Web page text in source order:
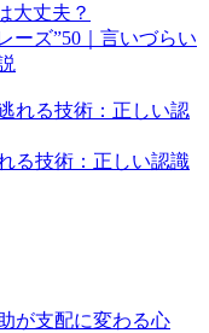
大丈夫？
ーズ”50｜言いづらい
る技術：正しい認識
が支配に変わる心